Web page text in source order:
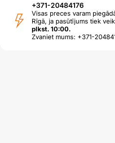
+371-20484176
Visas preces varam
Rīgā, ja pasūtījums tiek
plkst. 10:00.
Zvaniet mums: +371-